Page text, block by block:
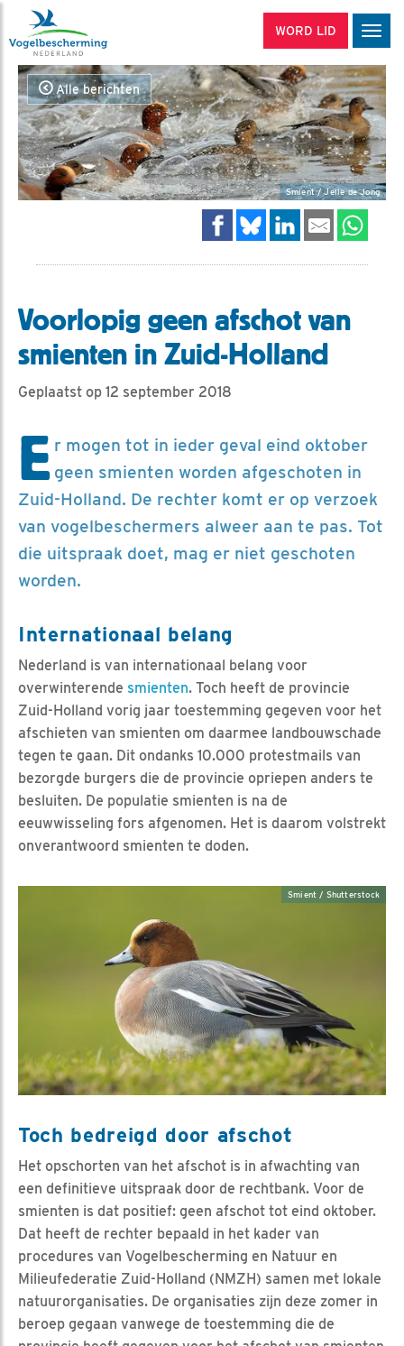
WORD LID
Alle berichten
Smient / Jelle de Jong
Voorlopig geen afschot van
smienten in Zuid-Holland
Geplaatst op 12 september 2018
E r mogen tot in ieder geval eind oktober
geen smienten worden afgeschoten in
Zuid-Holland. De rechter komt er op verzoek
van vogelbeschermers alweer aan te pas. Tot
die uitspraak doet, mag er niet geschoten
worden.
Internationaal belang
Nederland is van internationaal belang voor
overwinterende smienten. Toch heeft de provincie
Zuid-Holland vorig jaar toestemming gegeven voor het
afschieten van smienten om daarmee landbouwschade
tegen te gaan. Dit ondanks 10.000 protestmails van
bezorgde burgers die de provincie opriepen anders te
besluiten. De populatie smienten is na de
eeuwwisseling fors afgenomen. Het is daarom volstrekt
onverantwoord smienten te doden.
Smient / Shutterstock
Toch bedreigd door afschot
Het opschorten van het afschot is in afwachting van
een definitieve uitspraak door de rechtbank. Voor de
smienten is dat positief: geen afschot tot eind oktober.
Dat heeft de rechter bepaald in het kader van
procedures van Vogelbescherming en Natuur en
Milieufederatie Zuid-Holland (NMZH) samen met lokale
natuurorganisaties. De organisaties zijn deze zomer in
beroep gegaan vanwege de toestemming die de